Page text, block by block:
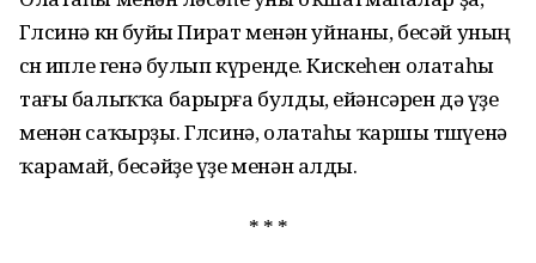
Гөлсинә көнө буйы Пират менән уйнаны, бесәй уның
өсөн ипле генә булып күренде. Кискеһен олатаһы
тағы балыҡҡа барырға булды, ейәнсәрен дә үҙе
менән саҡыр­ҙы. Гөлсинә, олатаһы ҡаршы тө­шө­үенә
ҡарамай, бесәйҙе үҙе менән алды.
* * *